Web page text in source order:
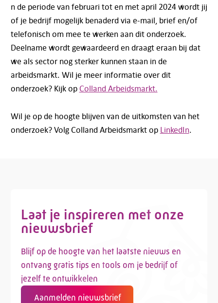
Telefoon:
088 - 329 20 70
E-mail:
info@kasgroeit.nl
n de periode van februari tot en met april 2024 wordt jij
of je bedrijf mogelijk benaderd via e-mail, brief en/of
telefonisch om mee te werken aan dit onderzoek.
Deelname wordt gewaardeerd en draagt eraan bij dat
we als sector nog sterker kunnen staan in de
arbeidsmarkt. Wil je meer informatie over dit
onderzoek? Kijk opColland Arbeidsmarkt.
Wil je op de hoogte blijven van de uitkomsten van het
onderzoek? Volg Colland Arbeidsmarkt op LinkedIn.
Laat je inspireren met onze
nieuwsbrief
Blijf op de hoogte van het laatste nieuws en
ontvang gratis tips en tools om je bedrijf of
jezelf te ontwikkelen
Aanmelden nieuwsbrief